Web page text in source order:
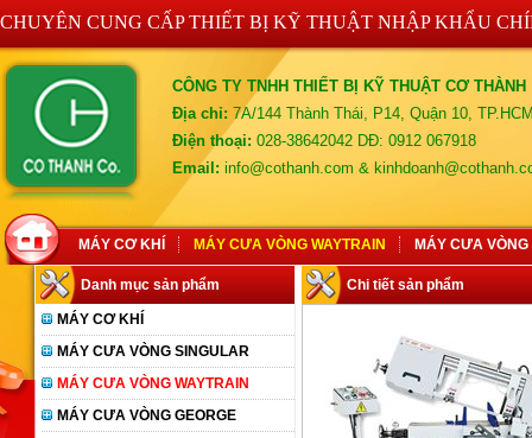
CHUYÊN CUNG CẤP THIẾT BỊ KỸ THUẬT NHẬP KHẨU
CÔNG TY TNHH THIẾT BỊ KỸ THUẬT CƠ THÀNH
Địa chỉ: 7A/144 Thành Thái, P14, Quận 10,
Điện thoại: 028-38642042 DĐ: 0912 067918
Email: info@cothanh.com &
MÁY CƠ KHÍ MÁY CƯA VÒNG WAYTRAIN MÁY CƯA VÒNG
Danh mục sản phẩm
MÁY CƠ KHÍ
MÁY CƯA VÒNG SINGULAR
MÁY CƯA VÒNG WAYTRAIN
MÁY CƯA VÒNG GEORGE
Chi tiết sản phẩm